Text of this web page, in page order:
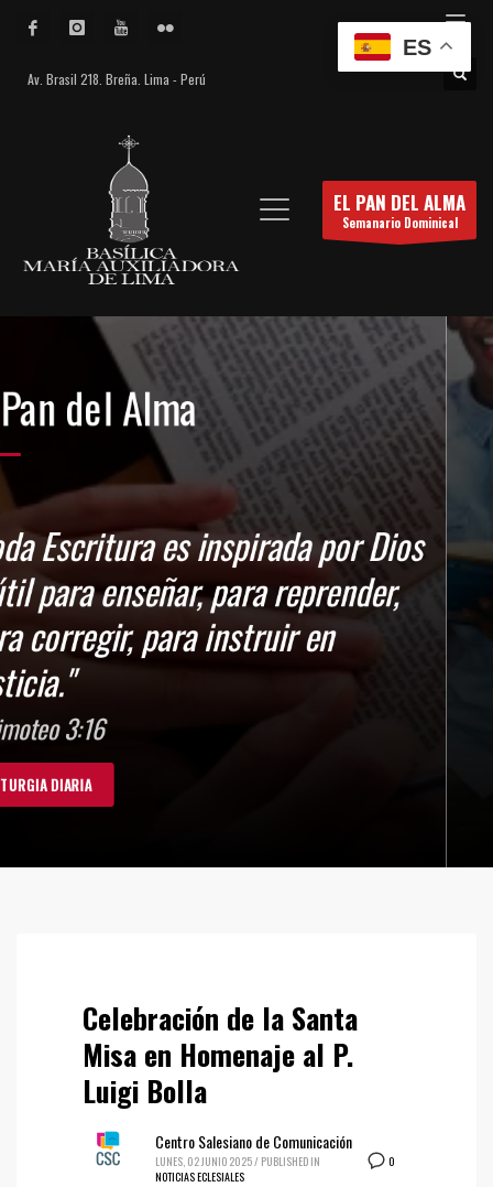
Av. Brasil 218. Breña. Lima - Perú
EL PAN DEL ALMA
Semanario Dominical
Celebración de la Santa
Misa en Homenaje al P.
Luigi Bolla
0
Centro Salesiano de Comunicación
LUNES, 02 JUNIO 2025/ PUBLISHED IN
NOTICIAS ECLESIALES
ES